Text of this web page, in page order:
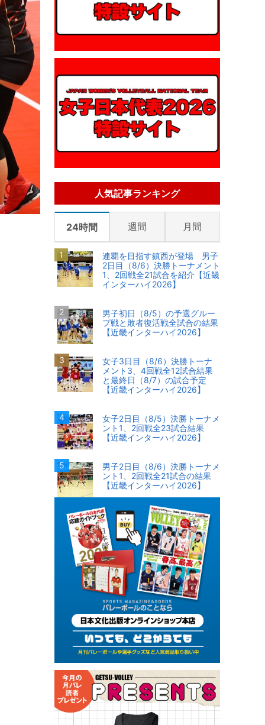
人気記事ランキング
24時間 週間 月間
連覇を目指す鎮西が登場 男子
2日目（8/6）決勝トーナメント
1、2回戦全21試合を紹介【近畿
インターハイ2026】
男子初日（8/5）の予選グルー
プ戦と敗者復活戦全試合の結果
【近畿インターハイ2026】
女子3日目（8/6）決勝トーナ
メント3、4回戦全12試合結果
と最終日（8/7）の試合予定
【近畿インターハイ2026】
女子2日目（8/5）決勝トーナメ
ント1、2回戦全23試合結果
【近畿インターハイ2026】
男子2日目（8/6）決勝トーナメ
ント1、2回戦全21試合の結果
【近畿インターハイ2026】